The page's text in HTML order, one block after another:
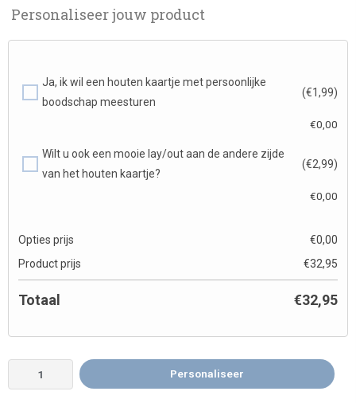
Personaliseer jouw product
Ja, ik wil een houten kaartje met persoonlijke
boodschap meesturen
(€1,99)
€0,00
Wilt u ook een mooie lay/out aan de andere zijde
van het houten kaartje?
(€2,99)
€0,00
Opties prijs €0,00
Product prijs
€32,95
Totaal €32,95
Personaliseer